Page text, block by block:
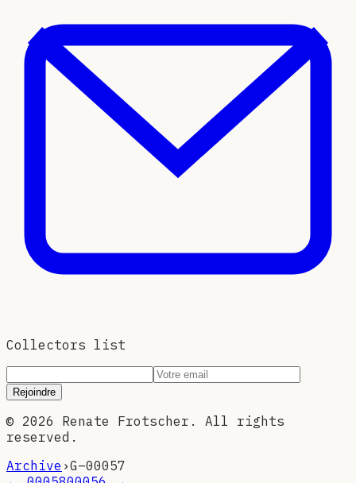
Collectors list
Rejoindre
© 2026 Renate Frotscher. All rights
reserved.
Archive ›G–00057